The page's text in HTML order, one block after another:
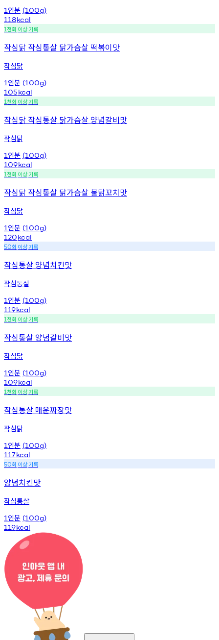
1 인분 (100g)
118kcal
1천회 이상기록
작심닭 작심통살 닭가슴살 떡볶이맛
작심닭
1 인분 (100g)
105kcal
1천회 이상기록
작심닭 작심통살 닭가슴살 양념갈비맛
작심닭
1 인분 (100g)
109kcal
1천회 이상기록
작심닭 작심통살 닭가슴살 불닭꼬치맛
작심닭
1 인분 (100g)
120kcal
50회 이상기록
작심통살 양념치킨맛
작심통살
1 인분 (100g)
119kcal
1천회 이상기록
작심통살 양념갈비맛
작심닭
1 인분 (100g)
109kcal
1천회 이상기록
작심통살 매운짜장맛
작심닭
1 인분 (100g)
117kcal
50회 이상기록
양념치킨맛
작심통살
1 인분 (100g)
119kcal